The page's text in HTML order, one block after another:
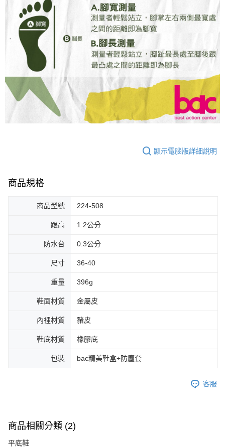
顯示電腦版詳細說明
商品規格
商品型號 224-508
跟高 1.2公分
防水台 0.3公分
尺寸 36-40
重量 396g
鞋面材質 金屬皮
內裡材質 豬皮
鞋底材質 橡膠底
包裝 bac精美鞋盒+防塵套
客服
商品相關分類 (2)
平底鞋